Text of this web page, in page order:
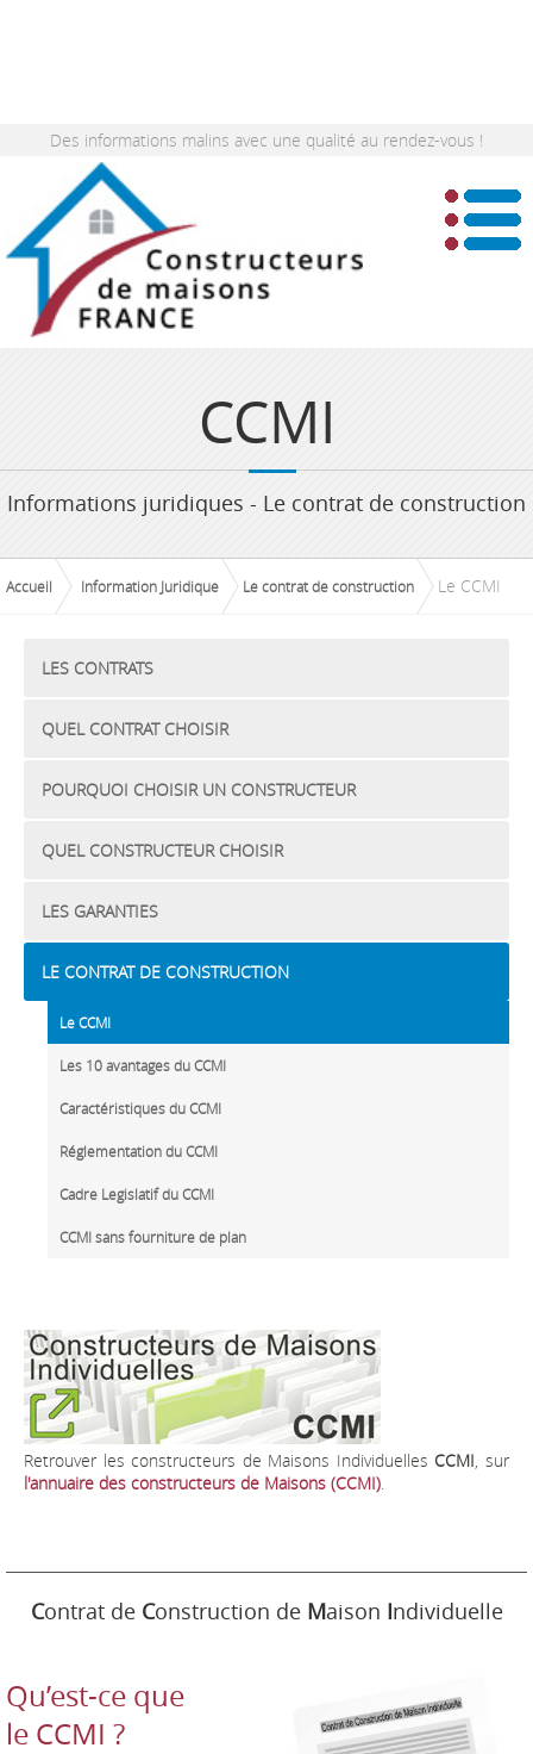
Des informations malins avec une qualité au rendez-vous !
CCMI
Informations juridiques - Le contrat de construction
Accueil Information Juridique Le contrat de construction Le CCMI
LES CONTRATS
QUEL CONTRAT CHOISIR
POURQUOI CHOISIR UN CONSTRUCTEUR
QUEL CONSTRUCTEUR CHOISIR
LES GARANTIES
LE CONTRAT DE CONSTRUCTION
Le CCMI
Les 10 avantages du CCMI
Caractéristiques du CCMI
Réglementation du CCMI
Cadre Legislatif du CCMI
CCMI sans fourniture de plan
Retrouver les constructeurs de Maisons Individuelles CCMI, sur
l'annuaire des constructeurs de Maisons (CCMI).
Contrat de Construction de Maison Individuelle
Qu’est-ce que
le CCMI ?